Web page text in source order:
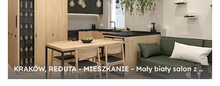
KRAKÓW, REDUTA - MIESZKANIE - Mały biały salon z kuchnią z jadalnią, styl nowoczesny - zdjęcie od MIRAI STUDIO